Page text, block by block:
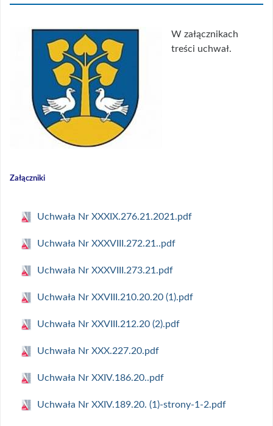
W załącznikach
treści uchwał.
Załączniki
Uchwała Nr XXXIX.276.21.2021.pdf
Uchwała Nr XXXVIII.272.21..pdf
Uchwała Nr XXXVIII.273.21.pdf
Uchwała Nr XXVIII.210.20.20 (1).pdf
Uchwała Nr XXVIII.212.20 (2).pdf
Uchwała Nr XXX.227.20.pdf
Uchwała Nr XXIV.186.20..pdf
Uchwała Nr XXIV.189.20. (1)-strony-1-2.pdf